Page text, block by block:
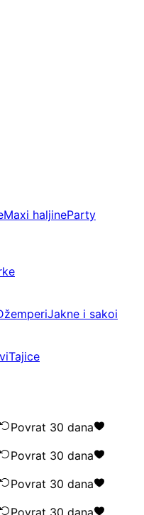
Maxi haljineParty
Jakne i sakoi
Tajice
Povrat 30 dana
Povrat 30 dana
Povrat 30 dana
Povrat 30 dana